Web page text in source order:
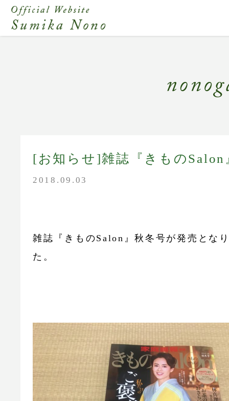
[お知らせ]雑誌『きものSalon
2018.09.03
雑誌『きものSalon』秋冬号が発売とな
た。